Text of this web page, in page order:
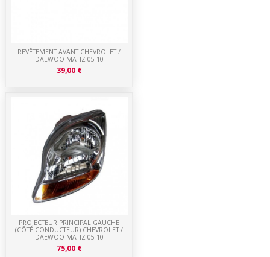
PROJECTEUR PRINCIPAL GAUCHE
(CÔTÉ CONDUCTEUR) CHEVROLET /
DAEWOO MATIZ 05-10
75,00 €
REVÊTEMENT AVANT CHEVROLET /
DAEWOO MATIZ 05-10
39,00 €